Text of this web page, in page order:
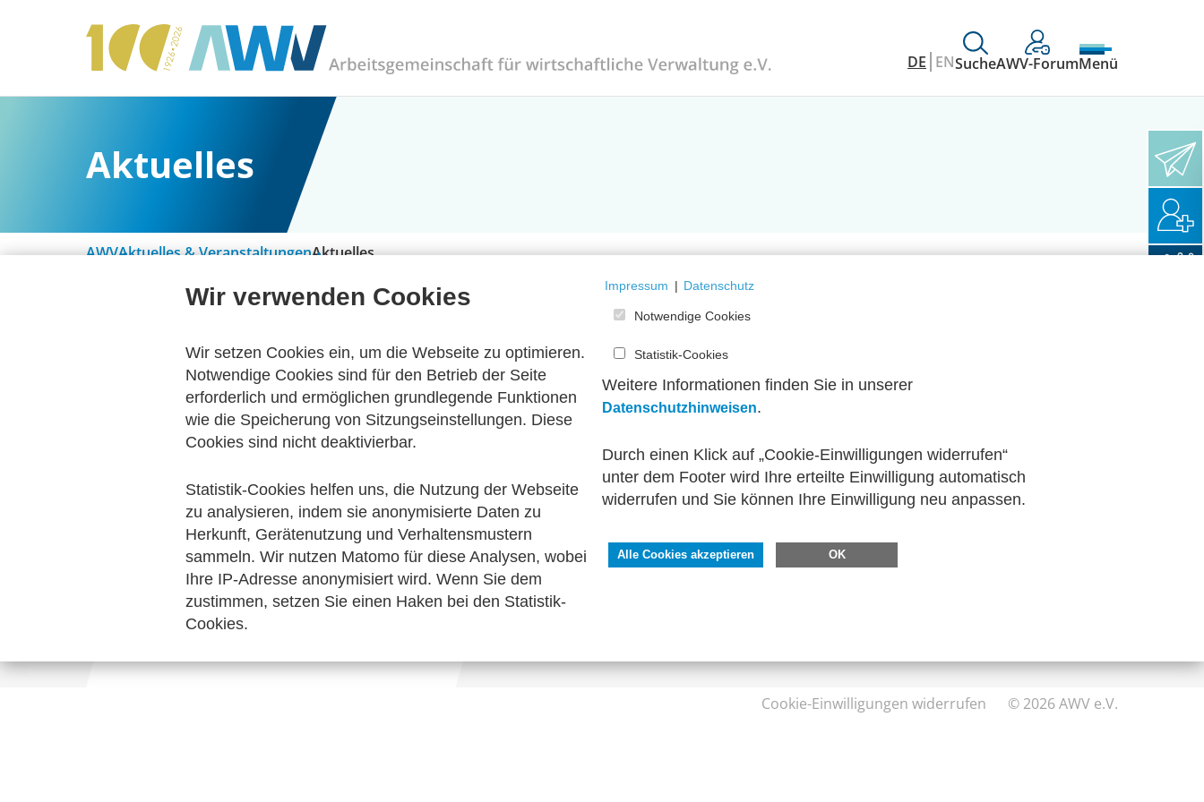
DE ENSucheAWV-ForumMenü
Aktuelles
AWVAktuelles & VeranstaltungenAktuelles
Alle Kategorien
zum Verein
SERVICE
Kontakt
Impressum
Datenschutzhinweise
DIREKT ZU
FeRD
Cookie-Einwilligungen widerrufen © 2026 AWV e.V.
Wir verwenden Cookies
Wir setzen Cookies ein, um die Webseite zu optimieren.
Notwendige Cookies sind für den Betrieb der Seite
erforderlich und ermöglichen grundlegende Funktionen
wie die Speicherung von Sitzungseinstellungen. Diese
Cookies sind nicht deaktivierbar.
Statistik-Cookies helfen uns, die Nutzung der Webseite
zu analysieren, indem sie anonymisierte Daten zu
Herkunft, Gerätenutzung und Verhaltensmustern
sammeln. Wir nutzen Matomo für diese Analysen, wobei
Ihre IP-Adresse anonymisiert wird. Wenn Sie dem
zustimmen, setzen Sie einen Haken bei den Statistik-
Cookies.
Impressum | Datenschutz
Notwendige Cookies
Statistik-Cookies
Weitere Informationen finden Sie in unserer
Datenschutzhinweisen.
Durch einen Klick auf „Cookie-Einwilligungen widerrufen“
unter dem Footer wird Ihre erteilte Einwilligung automatisch
widerrufen und Sie können Ihre Einwilligung neu anpassen.
Alle Cookies akzeptieren OK